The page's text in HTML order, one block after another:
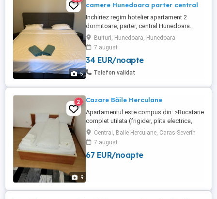
5
camere Hunedoara parter central
Inchiriez regim hotelier apartament 2
dormitoare, parter, central Hunedoara.
Zona linistita , langa Kaufland . Aer
conditionat, frigider,plita,Smart Tv. Wifi,
Nu acceptam petreceri sau animale de
companie. Nu se fumeaza in interior. 3-4
persoane, 200lei
Buituri, Hunedoara, Hunedoara
7 august
34 EUR/noapte
Telefon validat
9
2 Cazare Băile Herculane
Apartamentul este compus din: >Bucatarie
complet utilata (frigider, plita electrica,
cuptor cu microunde, tacamuri si vesela),
>Doua dormitoare (pat matrimonial,smart
tv,wi-fi,aer-conditionat) >Baie >Capacitate
maxima de cazare:4 persoane!! >Apa
Central, Baile Herculane, Caras-Severin
7 august
67 EUR/noapte